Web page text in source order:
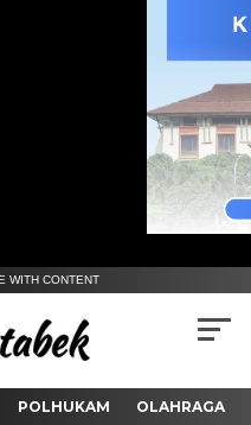
WITH CONTENT
POLHUKAM OLAHRAGA